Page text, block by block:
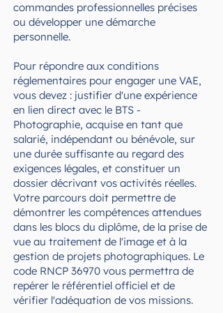
commandes professionnelles précises
ou développer une démarche
personnelle.
Pour répondre aux conditions
réglementaires pour engager une VAE,
vous devez : justifier d'une expérience
en lien direct avec le BTS -
Photographie, acquise en tant que
salarié, indépendant ou bénévole, sur
une durée suffisante au regard des
exigences légales, et constituer un
dossier décrivant vos activités réelles.
Votre parcours doit permettre de
démontrer les compétences attendues
dans les blocs du diplôme, de la prise de
vue au traitement de l'image et à la
gestion de projets photographiques. Le
code RNCP 36970 vous permettra de
repérer le référentiel officiel et de
vérifier l'adéquation de vos missions.